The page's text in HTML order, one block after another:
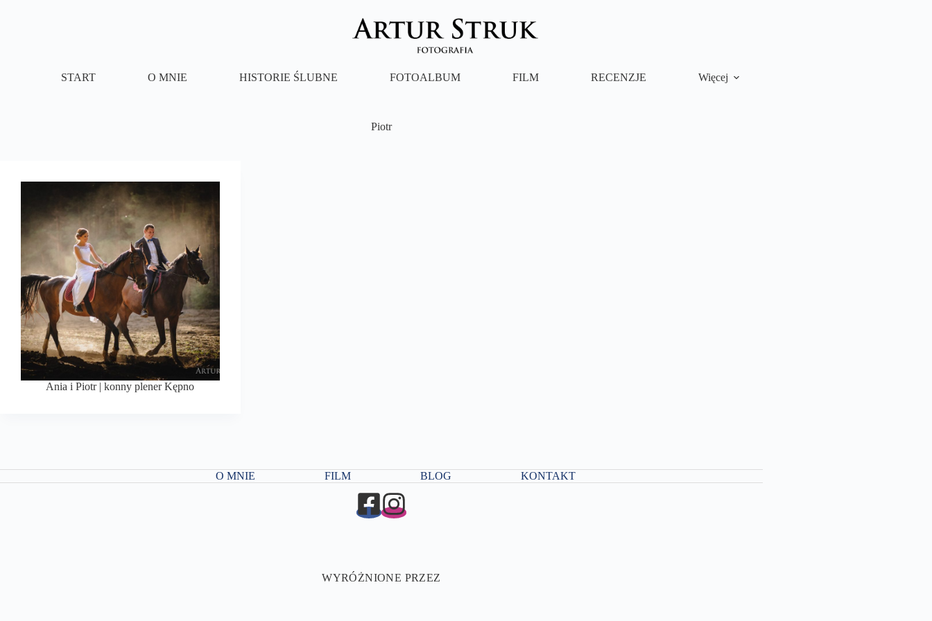
START O MNIE HISTORIE ŚLUBNE FOTOALBUM FILM RECENZJE Więcej
Piotr
Ania i Piotr | konny plener Kępno
O MNIE FILM BLOG KONTAKT
WYRÓŻNIONE PRZEZ